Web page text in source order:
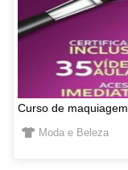
Curso de maquiagem
Moda e Beleza